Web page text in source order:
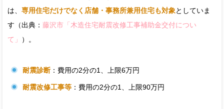
は、 専用住宅だけでなく店舗・事務所兼用住宅も対象としていま
す（出典： 藤沢市「木造住宅耐震改修工事補助金交付につい
て」
）。
耐震診断 ：費用の2分の1、上限6万円
耐震改修工事等 ：費用の2分の1、上限90万円